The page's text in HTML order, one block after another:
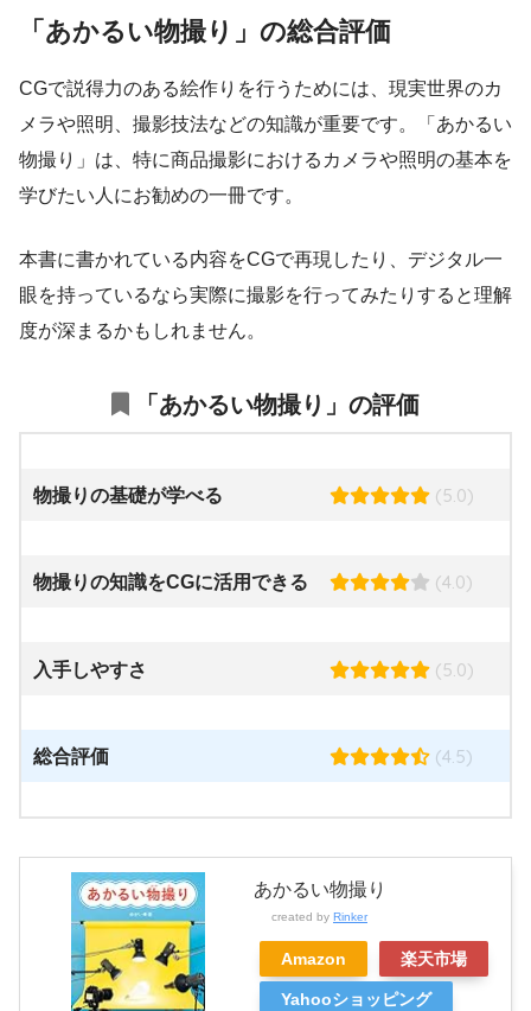
「あかるい物撮り」の総合評価
CGで説得力のある絵作りを行うためには、現実世界のカ
メラや照明、撮影技法などの知識が重要です。「あかるい
物撮り」は、特に商品撮影におけるカメラや照明の基本を
学びたい人にお勧めの一冊です。
本書に書かれている内容をCGで再現したり、デジタル一
眼を持っているなら実際に撮影を行ってみたりすると理解
度が深まるかもしれません。
「あかるい物撮り」の評価
物撮りの基礎が学べる (5.0)
物撮りの知識をCGに活用できる (4.0)
入手しやすさ (5.0)
総合評価 (4.5)
あかるい物撮り
created by Rinker
Amazon 楽天市場
Yahooショッピング